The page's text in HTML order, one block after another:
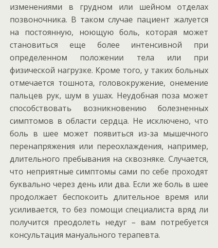
изменениями в грудном или шейном отделах
позвоночника. В таком случае пациент жалуется
на постоянную, ноющую боль, которая может
становиться еще более интенсивной при
определенном положении тела или при
физической нагрузке. Кроме того, у таких больных
отмечается тошнота, головокружение, онемение
пальцев рук, шум в ушах. Неудобная поза может
способствовать возникновению болезненных
симптомов в области сердца. Не исключено, что
боль в шее может появиться из-за мышечного
перенапряжения или переохлаждения, например,
длительного пребывания на сквозняке. Случается,
что неприятные симптомы сами по себе проходят
буквально через день или два. Если же боль в шее
продолжает беспокоить длительное время или
усиливается, то без помощи специалиста вряд ли
получится преодолеть недуг – вам потребуется
консультация мануального терапевта.